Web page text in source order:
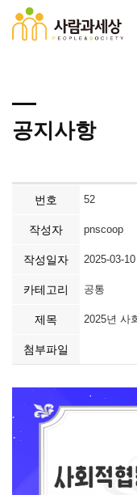
공지사항
번호 52
작성자 pnscoop
작성일자 2025-03-10
카테고리 공통
제목 2025년 사
첨부파일